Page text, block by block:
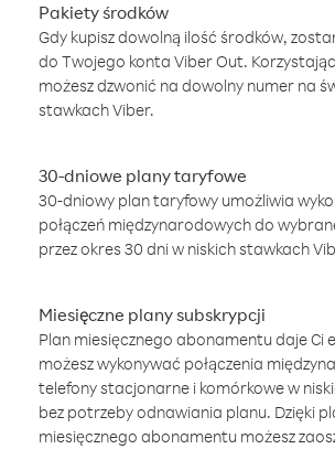
Pakiety środków
Gdy kupisz dowolną ilość środków,
do Twojego konta Viber Out.
możesz dzwonić na dowolny numer na
stawkach Viber.
30-dniowe plany taryfowe
30-dniowy plan taryfowy umożliwia
połączeń międzynarodowych do
przez okres 30 dni w niskich stawkach
Miesięczne plany subskrypcji
Plan miesięcznego abonamentu daje Ci
możesz wykonywać połączenia
telefony stacjonarne i komórkowe w
bez potrzeby odnawiania planu. Dzięki
miesięcznego abonamentu możesz